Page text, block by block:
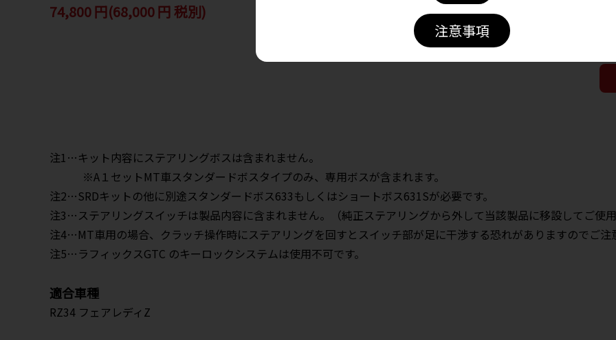
74,800 円(68,000 円 税別)
注1…キット内容にステアリングボスは含まれません。
※A１セットMT車スタンダードボスタイプのみ、専用ボスが含まれます。
注2…SRDキットの他に別途スタンダードボス633もしくはショートボス631Sが必要です。
注3…ステアリングスイッチは製品内容に含まれません。（純正ステアリングから外して当該製品に移設してご使
注4…MT車用の場合、クラッチ操作時にステアリングを回すとスイッチ部が足に干渉する恐れがありますのでご注
注5…ラフィックスGTC のキーロックシステムは使用不可です。
適合車種
RZ34 フェアレディZ
注意事項